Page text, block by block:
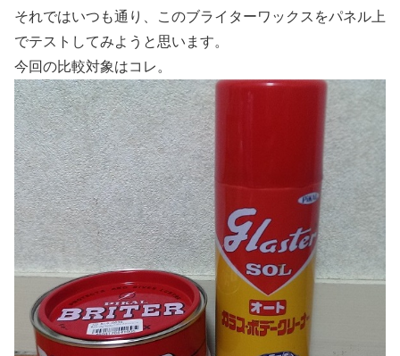
それではいつも通り、このブライターワックスをパネル上
でテストしてみようと思います。
今回の比較対象はコレ。